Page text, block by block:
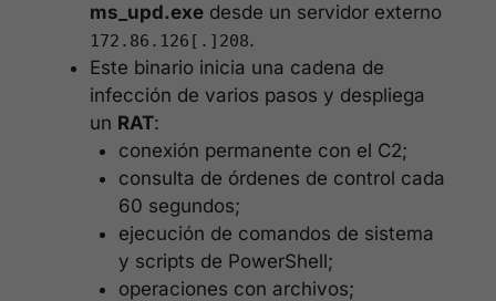
ms_upd.exe desde un servidor externo
172.86.126[.]208.
Este binario inicia una cadena de
infección de varios pasos y despliega
un RAT:
conexión permanente con el C2;
consulta de órdenes de control cada
60 segundos;
ejecución de comandos de sistema
y scripts de PowerShell;
operaciones con archivos;